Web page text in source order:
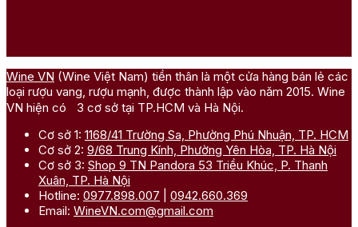
Wine VN (Wine Việt Nam) tiền thân là một cửa hàng bán lẻ các
loại rượu vang, rượu mạnh, được thành lập vào năm 2015. Wine
VN hiện có 3 cơ sở tại TP.HCM và Hà Nội.
Cơ sở 1: 1168/41 Trường Sa, Phường Phú Nhuận, TP. HCM
Cơ sở 2: 9/68 Trung Kính, Phường Yên Hòa, TP. Hà Nội
Cơ sở 3: Shop 9 TN Pandora 53 Triều Khúc, P. Thanh
Xuân, TP. Hà Nội
Hotline: 0977.898.007
0942.660.369
Email: WineVN.com@gmail.com